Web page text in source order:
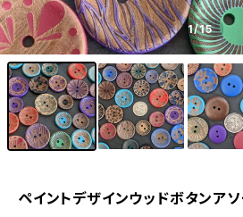
1/15
ペイントデザインウッドボタンア